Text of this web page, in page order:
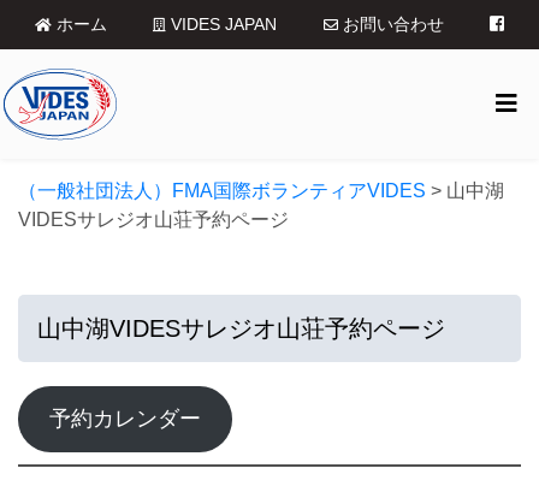
ホーム VIDES JAPAN お問い合わせ
（一般社団法人）FMA国際ボランティアVIDES > 山中湖
VIDESサレジオ山荘予約ページ
山中湖VIDESサレジオ山荘予約ページ
予約カレンダー